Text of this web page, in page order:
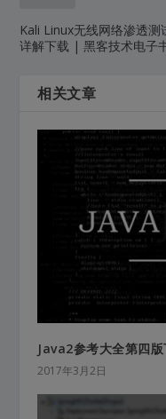
Kali Linux无线网络渗透测
详解下载 | 黑客技术电子
相关文章
Java2参考大全第四
2017年3月2日